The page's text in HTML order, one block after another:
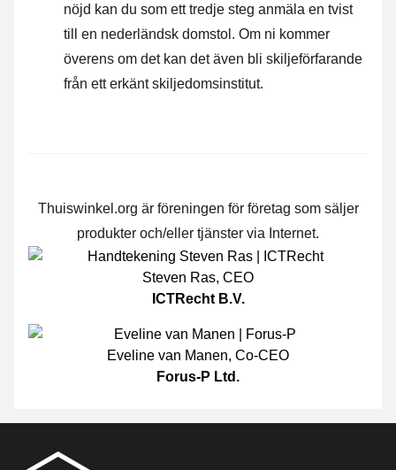
nöjd kan du som ett tredje steg anmäla en tvist
till en nederländsk domstol. Om ni kommer
överens om det kan det även bli skiljeförfarande
från ett erkänt skiljedomsinstitut.
Thuiswinkel.org är föreningen för företag som säljer
produkter och/eller tjänster via Internet.
Steven Ras, CEO
ICTRecht B.V.
Eveline van Manen, Co-CEO
Forus-P Ltd.